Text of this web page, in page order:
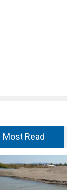
Most Read